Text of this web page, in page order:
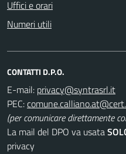
Uffici e orari
Numeri utili
CONTATTI D.P.O.
E-mail:
PEC:
(per comunicare direttamente
La mail del DPO va usata
privacy